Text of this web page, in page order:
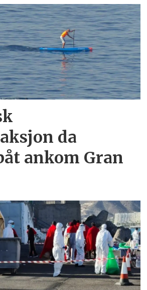
da
ankom Gran